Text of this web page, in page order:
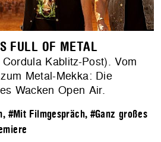
FULL OF METAL
Kablitz-Post). Vom
Metal-Mekka: Die
Wacken Open Air.
, #Mit Filmgespräch, #Ganz großes